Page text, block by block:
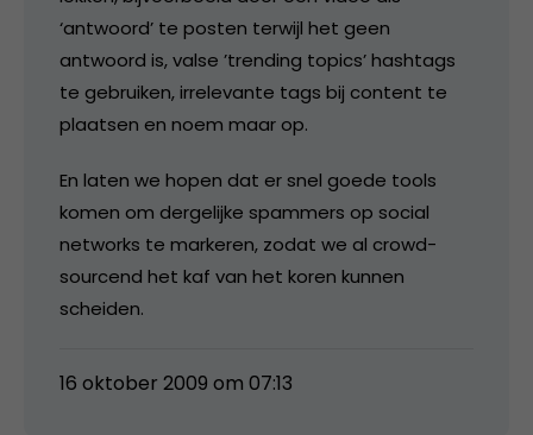
‘antwoord’ te posten terwijl het geen
antwoord is, valse ’trending topics’ hashtags
te gebruiken, irrelevante tags bij content te
plaatsen en noem maar op.
En laten we hopen dat er snel goede tools
komen om dergelijke spammers op social
networks te markeren, zodat we al crowd-
sourcend het kaf van het koren kunnen
scheiden.
16 oktober 2009 om 07:13